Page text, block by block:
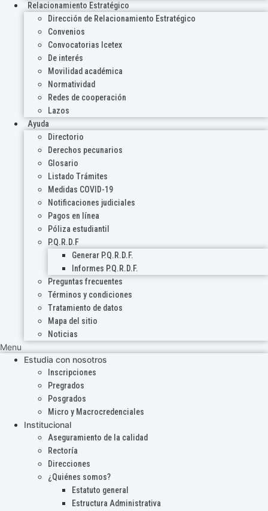
Relacionamiento Estratégico
Dirección de Relacionamiento Estratégico
Convenios
Convocatorias Icetex
De interés
Movilidad académica
Normatividad
Redes de cooperación
Lazos
Ayuda
Directorio
Derechos pecunarios
Glosario
Listado Trámites
Medidas COVID-19
Notificaciones judiciales
Pagos en línea
Póliza estudiantil
P.Q.R.D.F
Generar P.Q.R.D.F.
Informes P.Q.R.D.F.
Preguntas frecuentes
Términos y condiciones
Tratamiento de datos
Mapa del sitio
Noticias
Menu
Estudia con nosotros
Inscripciones
Pregrados
Posgrados
Micro y Macrocredenciales
Institucional
Aseguramiento de la calidad
Rectoría
Direcciones
¿Quiénes somos?
Estatuto general
Estructura Administrativa